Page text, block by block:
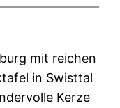
mit reichen
in Swisttal
Kerze